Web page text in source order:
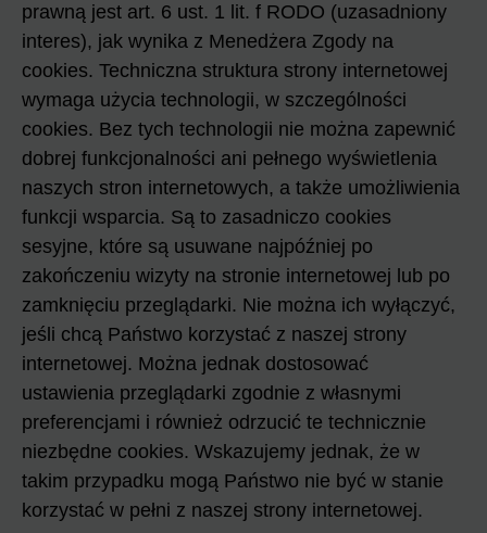
prawną jest art. 6 ust. 1 lit. f RODO (uzasadniony
interes), jak wynika z Menedżera Zgody na
cookies. Techniczna struktura strony internetowej
wymaga użycia technologii, w szczególności
cookies. Bez tych technologii nie można zapewnić
dobrej funkcjonalności ani pełnego wyświetlenia
naszych stron internetowych, a także umożliwienia
funkcji wsparcia. Są to zasadniczo cookies
sesyjne, które są usuwane najpóźniej po
zakończeniu wizyty na stronie internetowej lub po
zamknięciu przeglądarki. Nie można ich wyłączyć,
jeśli chcą Państwo korzystać z naszej strony
internetowej. Można jednak dostosować
ustawienia przeglądarki zgodnie z własnymi
preferencjami i również odrzucić te technicznie
niezbędne cookies. Wskazujemy jednak, że w
takim przypadku mogą Państwo nie być w stanie
korzystać w pełni z naszej strony internetowej.